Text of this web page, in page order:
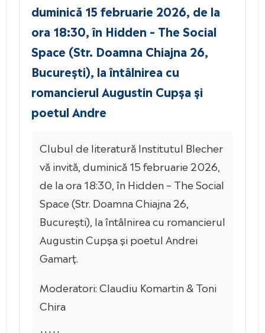
duminică 15 februarie 2026, de la
ora 18:30, în Hidden – The Social
Space (Str. Doamna Chiajna 26,
București), la întâlnirea cu
romancierul Augustin Cupșa și
poetul Andre
Clubul de literatură Institutul Blecher
vă invită, duminică 15 februarie 2026,
de la ora 18:30, în Hidden – The Social
Space (Str. Doamna Chiajna 26,
București), la întâlnirea cu romancierul
Augustin Cupșa și poetul Andrei
Gamarț.
Moderatori: Claudiu Komartin & Toni
Chira